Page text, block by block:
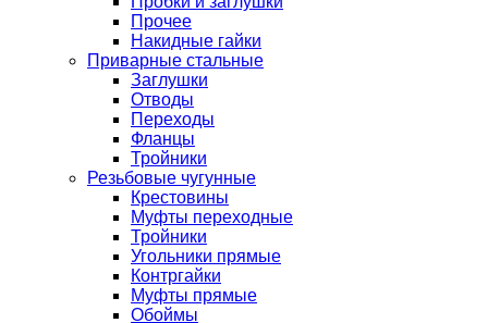
Прочее
Накидные гайки
Приварные стальные
Заглушки
Отводы
Переходы
Фланцы
Тройники
Резьбовые чугунные
Крестовины
Муфты переходные
Тройники
Угольники прямые
Контргайки
Муфты прямые
Обоймы